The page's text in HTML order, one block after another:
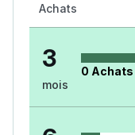
Achats
3
mois
0 Achats